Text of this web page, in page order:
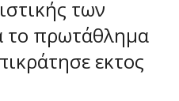
των
το πρωτάθλημα
εκτος